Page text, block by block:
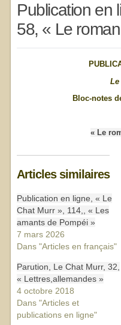
Publication en
58, « Le
Le
Bloc-notes
« Le
Articles similaires
Publication en ligne, « Le
Chat Murr », 114,, « Les
amants de Pompéi »
7 mars 2026
Dans "Articles en français"
Parution, Le Chat Murr, 32,
« Lettres,allemandes »
4 octobre 2018
Dans "Articles et
publications en ligne"